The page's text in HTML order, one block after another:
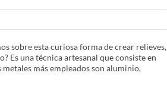
sobre esta curiosa forma de crear relieves,
Es una técnica artesanal que consiste en
más empleados son aluminio,